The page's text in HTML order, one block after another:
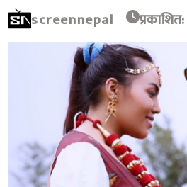
screennepal